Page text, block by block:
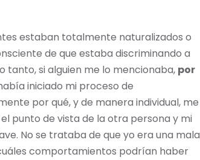
estaban totalmente naturalizados o
de que estaba discriminando a
tanto, si alguien me lo mencionaba, por
iniciado mi proceso de
por qué, y de manera individual, me
punto de vista de la otra persona y mi
No se trataba de que yo era una mala
comportamientos podrían haber